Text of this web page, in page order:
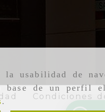
usabilidad de
base de un perfil
. Condiciones